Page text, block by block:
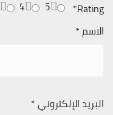
Rating
*
5
4
الاسم*
البريد الإلكتروني*